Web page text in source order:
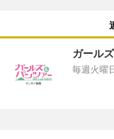
ガール
毎週火曜